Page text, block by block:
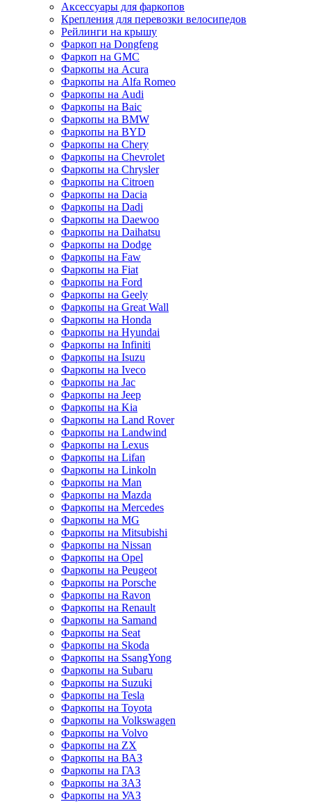
Аксессуары для фаркопов
Крепления для перевозки велосипедов
Рейлинги на крышу
Фаркоп на Dongfeng
Фаркоп на GMC
Фаркопы на Acura
Фаркопы на Alfa Romeo
Фаркопы на Audi
Фаркопы на Baic
Фаркопы на BMW
Фаркопы на BYD
Фаркопы на Chery
Фаркопы на Chevrolet
Фаркопы на Chrysler
Фаркопы на Citroen
Фаркопы на Dacia
Фаркопы на Dadi
Фаркопы на Daewoo
Фаркопы на Daihatsu
Фаркопы на Dodge
Фаркопы на Faw
Фаркопы на Fiat
Фаркопы на Ford
Фаркопы на Geely
Фаркопы на Great Wall
Фаркопы на Honda
Фаркопы на Hyundai
Фаркопы на Infiniti
Фаркопы на Isuzu
Фаркопы на Iveco
Фаркопы на Jac
Фаркопы на Jeep
Фаркопы на Kia
Фаркопы на Land Rover
Фаркопы на Landwind
Фаркопы на Lexus
Фаркопы на Lifan
Фаркопы на Linkoln
Фаркопы на Man
Фаркопы на Mazda
Фаркопы на Mercedes
Фаркопы на MG
Фаркопы на Mitsubishi
Фаркопы на Nissan
Фаркопы на Opel
Фаркопы на Peugeot
Фаркопы на Porsche
Фаркопы на Ravon
Фаркопы на Renault
Фаркопы на Samand
Фаркопы на Seat
Фаркопы на Skoda
Фаркопы на SsangYong
Фаркопы на Subaru
Фаркопы на Suzuki
Фаркопы на Tesla
Фаркопы на Toyota
Фаркопы на Volkswagen
Фаркопы на Volvo
Фаркопы на ZX
Фаркопы на ВАЗ
Фаркопы на ГАЗ
Фаркопы на ЗАЗ
Фаркопы на УАЗ